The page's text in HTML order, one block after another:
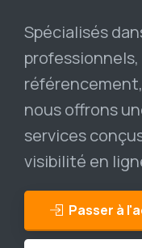
Spécialisés
nous offrons
services
visibilité en
Passer à